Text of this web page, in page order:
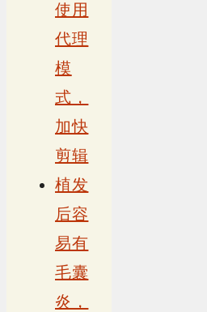
使用
代理
模
式，
加快
剪辑
植发
后容
易有
毛囊
炎，